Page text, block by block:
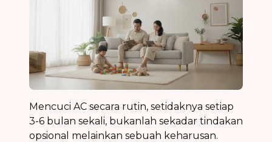
Mencuci AC secara rutin, setidaknya setiap
3-6 bulan sekali, bukanlah sekadar tindakan
opsional melainkan sebuah keharusan.